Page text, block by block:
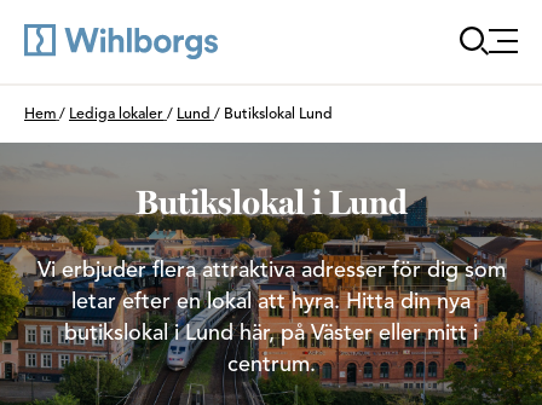
Du är här:
Hem / Lediga lokaler / Lund / Butikslokal Lund
Butikslokal i Lund
Vi erbjuder flera attraktiva adresser för dig som
letar efter en lokal att hyra. Hitta din nya
butikslokal i Lund här, på Väster eller mitt i
centrum.